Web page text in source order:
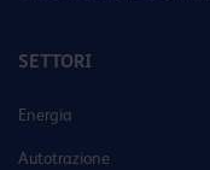
SETTORI
Energia
Autotrazione